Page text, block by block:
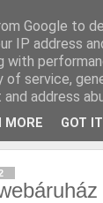
-
Google to
IP address
with
service,
address
MORE GOT IT